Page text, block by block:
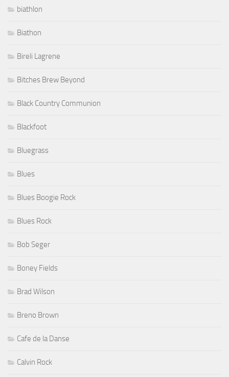
biathlon
Biathon
Bireli Lagrene
Bitches Brew Beyond
Black Country Communion
Blackfoot
Bluegrass
Blues
Blues Boogie Rock
Blues Rock
Bob Seger
Boney Fields
Brad Wilson
Breno Brown
Cafe de la Danse
Calvin Rock